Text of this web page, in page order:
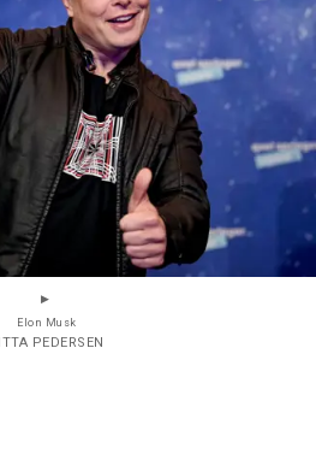
Elon Musk
PEDERSEN